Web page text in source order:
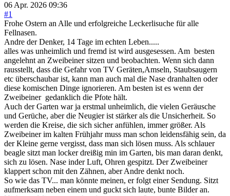
06 Apr. 2026 09:36
#1
Frohe Ostern an Alle und erfolgreiche Leckerlisuche für alle
Fellnasen.
Andre der Denker, 14 Tage im echten Leben.....
alles was unheimlich und fremd ist wird ausgesessen. Am besten
angelehnt an Zweibeiner sitzen und beobachten. Wenn sich dann
rausstellt, dass die Gefahr von TV Geräten,Amseln, Staubsaugern
etc überschaubar ist, kann man auch mal die Nase dranhalten oder
diese komischen Dinge ignorieren. Am besten ist es wenn der
Zweibeiner gedanklich die Pfote hält.
Auch der Garten war ja erstmal unheimlich, die vielen Geräusche
und Gerüche, aber die Neugier ist stärker als die Unsicherheit. So
werden die Kreise, die sich sicher anfühlen, immer größer. Als
Zweibeiner im kalten Frühjahr muss man schon leidensfähig sein, da
der Kleine gerne vergisst, dass man sich lösen muss. Als schlauer
beagle sitzt man locker dreißig min im Garten, bis man daran denkt,
sich zu lösen. Nase inder Luft, Ohren gespitzt. Der Zweibeiner
klappert schon mit den Zähnen, aber Andre denkt noch.
So wie das TV... man könnte meinen, er folgt einer Sendung. Sitzt
aufmerksam neben einem und guckt sich laute, bunte Bilder an.